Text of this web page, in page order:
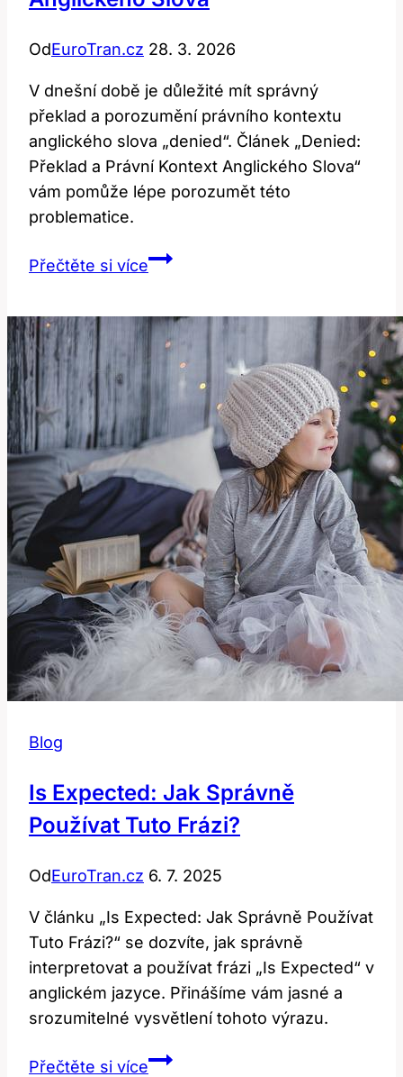
OdEuroTran.cz 28. 3. 2026
V dnešní době je důležité mít správný
překlad a porozumění právního kontextu
anglického slova „denied“. Článek „Denied:
Překlad a Právní Kontext Anglického Slova“
vám pomůže lépe porozumět této
problematice.
Přečtěte si víceDenied:
Právní
Kontext
Anglického
Slova
Blog
Is Expected: Jak Správně
Používat Tuto Frázi?
OdEuroTran.cz 6. 7. 2025
V článku „Is Expected: Jak Správně Používat
Tuto Frázi?“ se dozvíte, jak správně
interpretovat a používat frázi „Is Expected“ v
anglickém jazyce. Přinášíme vám jasné a
srozumitelné vysvětlení tohoto výrazu.
Přečtěte si víceIs